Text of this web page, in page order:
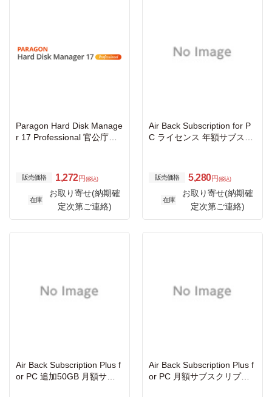
Paragon Hard Disk Manage
r 17 Professional 官公庁・
販売価格 1,272円 (税込)
在庫
お取り寄せ(納期確
定次第ご連絡)
Air Back Subscription for P
C ライセンス 年額サブスク
販売価格 5,280円 (税込)
在庫
お取り寄せ(納期確
定次第ご連絡)
Air Back Subscription Plus f
or PC 追加50GB 月額サブ
Air Back Subscription Plus f
or PC 月額サブスクリプシ